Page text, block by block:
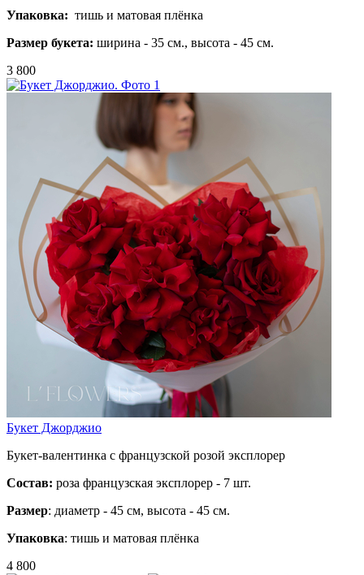
Упаковка: тишь и матовая плёнка
Размер букета: ширина - 35 см., высота - 45 см.
3 800
Букет Джорджио
Букет-валентинка с французской розой эксплорер
Состав: роза французская эксплорер - 7 шт.
Размер: диаметр - 45 см, высота - 45 см.
Упаковка: тишь и матовая плёнка
4 800